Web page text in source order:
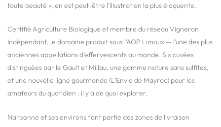
toute beauté », en est peut-être l’illustration la plus éloquente.
Certifié Agriculture Biologique et membre du réseau Vigneron
Indépendant, le domaine produit sous l’AOP Limoux — l’une des plus
anciennes appellations d’effervescents au monde. Six cuvées
distinguées par le Gault et Millau, une gamme nature sans sulfites,
et une nouvelle ligne gourmande (L’Envie de Mayrac) pour les
amateurs du quotidien : il y a de quoi explorer.
Narbonne et ses environs font partie des zones de livraison